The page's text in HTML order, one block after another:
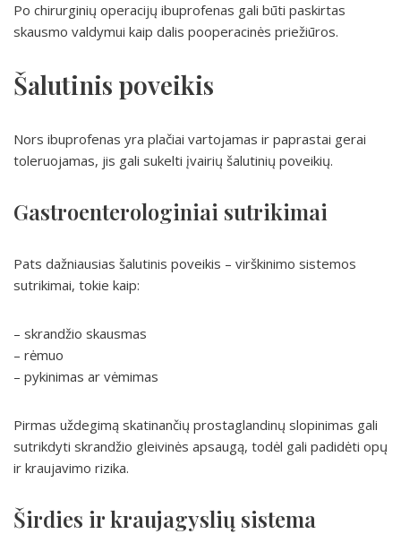
Po chirurginių operacijų ibuprofenas gali būti paskirtas
skausmo valdymui kaip dalis pooperacinės priežiūros.
Šalutinis poveikis
Nors ibuprofenas yra plačiai vartojamas ir paprastai gerai
toleruojamas, jis gali sukelti įvairių šalutinių poveikių.
Gastroenterologiniai sutrikimai
Pats dažniausias šalutinis poveikis – virškinimo sistemos
sutrikimai, tokie kaip:
– skrandžio skausmas
– rėmuo
– pykinimas ar vėmimas
Pirmas uždegimą skatinančių prostaglandinų slopinimas gali
sutrikdyti skrandžio gleivinės apsaugą, todėl gali padidėti opų
ir kraujavimo rizika.
Širdies ir kraujagyslių sistema